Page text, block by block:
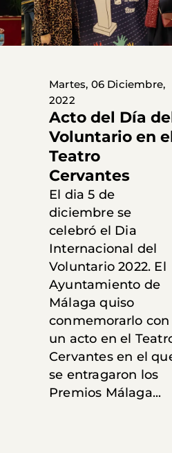
Martes, 06 Diciembre,
2022
Acto del Día
Voluntario en
Teatro
Cervantes
El dia 5 de
diciembre se
celebró el Dia
Internacional del
Voluntario 2022. El
Ayuntamiento de
Málaga quiso
conmemorarlo con
un acto en el
Cervantes en el
se entragaron los
Premios Málaga...